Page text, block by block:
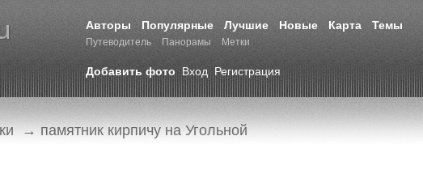
Авторы Популярные Лучшие Новые Карта Темы
Путеводитель Панорамы Метки
Добавить фото Вход Регистрация
→ памятник кирпичу на Угольной